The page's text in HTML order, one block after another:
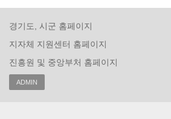
경기도, 시군 홈페이지
지자체 지원센터 홈페이지
진흥원 및 중앙부처 홈페이지
ADMIN